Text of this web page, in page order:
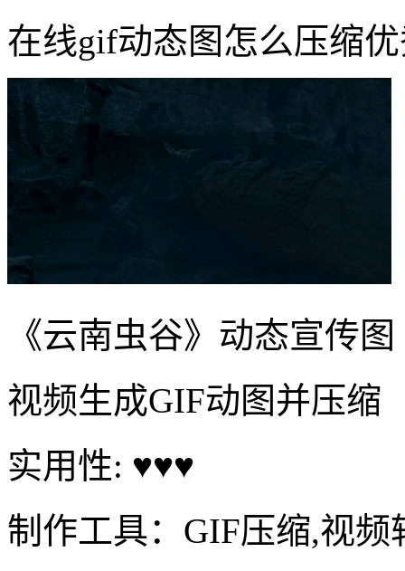
在线gif动态图怎么压缩
《云南虫谷》动态宣传图
视频生成GIF动图并压缩
实用性: ♥♥♥
制作工具：GIF压缩,视频